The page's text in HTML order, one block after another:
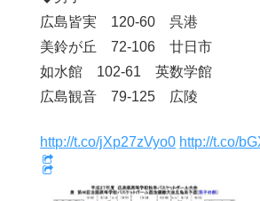
広島皆実 120-60 呉港
美鈴が丘 72-106 廿日市
如水館 102-61 英数学館
広島観音 79-125 広陵
http://t.co/jXp27zVyo0 http://t.co/